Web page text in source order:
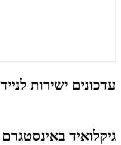
עדכונים ישירות לנייד
גיקלואיד באינסטגרם